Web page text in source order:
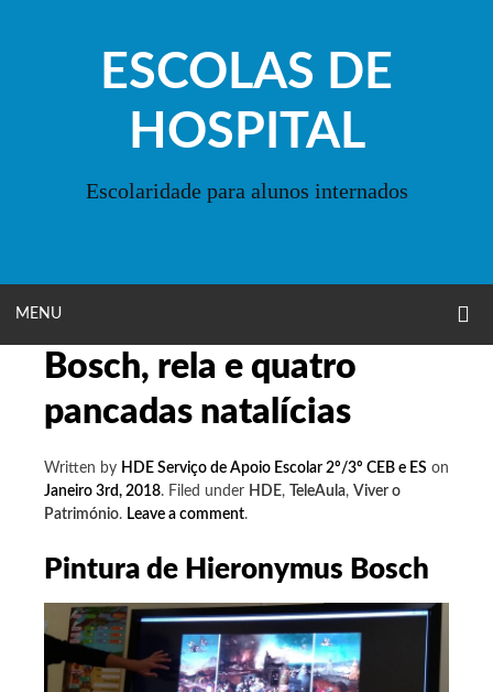
ESCOLAS DE
HOSPITAL
Escolaridade para alunos internados
MENUOPEN
MENU
Bosch, rela e quatro
pancadas natalícias
Written by HDE Serviço de Apoio Escolar 2º/3º CEB e ES on
Janeiro 3rd, 2018. Filed under HDE, TeleAula, Viver o
Património. Leave a comment.
Pintura de Hieronymus Bosch